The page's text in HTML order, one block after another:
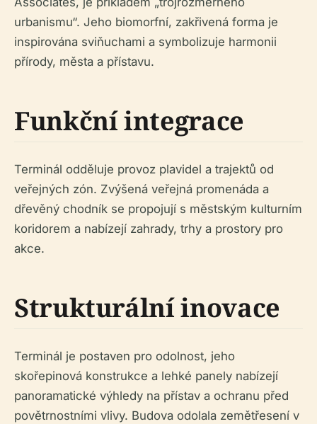
urbanismu“. Jeho biomorfní, zakřivená forma je
inspirována sviňuchami a symbolizuje harmonii
přírody, města a přístavu.
Funkční integrace
Terminál odděluje provoz plavidel a trajektů od
veřejných zón. Zvýšená veřejná promenáda a
dřevěný chodník se propojují s městským kulturním
koridorem a nabízejí zahrady, trhy a prostory pro
akce.
Strukturální inovace
Terminál je postaven pro odolnost, jeho
skořepinová konstrukce a lehké panely nabízejí
panoramatické výhledy na přístav a ochranu před
povětrnostními vlivy. Budova odolala zemětřesení v